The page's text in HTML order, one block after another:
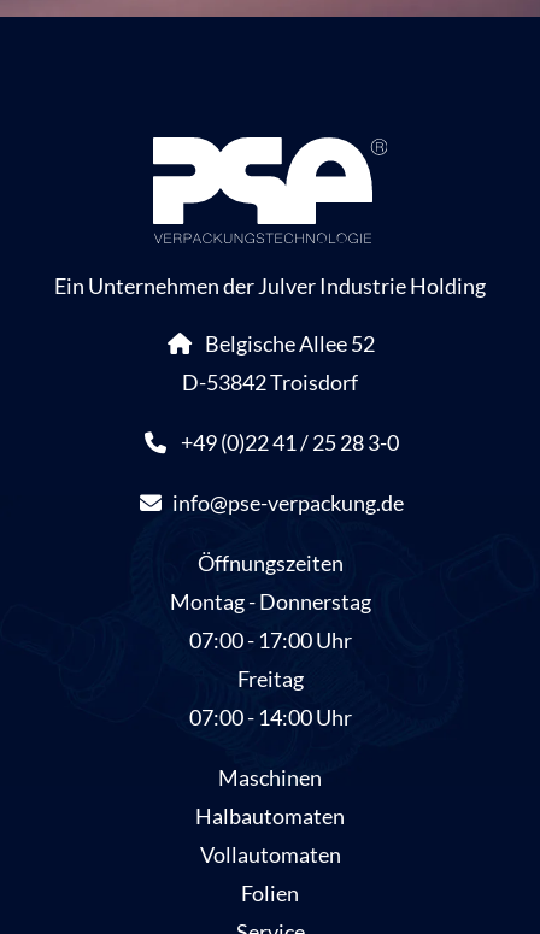
Ein Unternehmen der Julver Industrie Holding
Belgische Allee 52
D-53842 Troisdorf
+49 (0)22 41 / 25 28 3-0
info@pse-verpackung.de
Öffnungszeiten
Montag - Donnerstag
07:00 - 17:00 Uhr
Freitag
07:00 - 14:00 Uhr
Maschinen
Halbautomaten
Vollautomaten
Folien